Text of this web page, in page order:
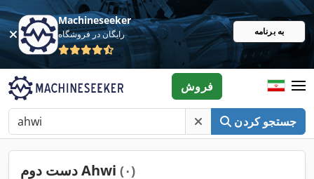
Machineseeker
رایگان در فروشگاه به برنامه
جستجو کردن
فروش
دست دوم Ahwi (۰)